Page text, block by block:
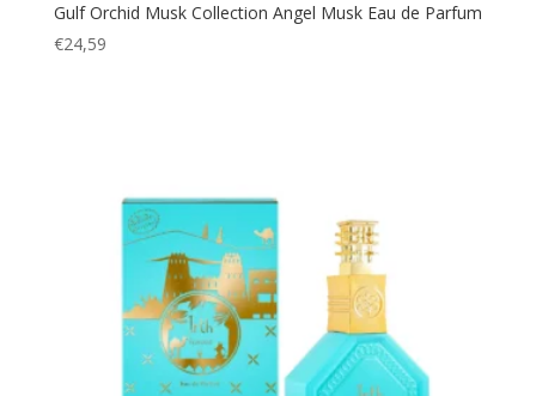
Gulf Orchid Musk Collection Angel Musk Eau de Parfum
€24,59